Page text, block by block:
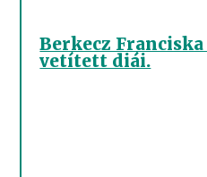
Berkecz
vetített diái.